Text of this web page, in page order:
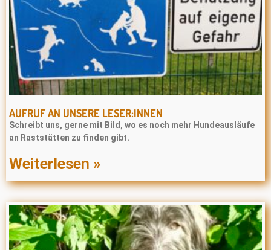
AUFRUF AN UNSERE LESER:INNEN
Schreibt uns, gerne mit Bild, wo es noch mehr Hundeausläufe
an Raststätten zu finden gibt.
Weiterlesen »